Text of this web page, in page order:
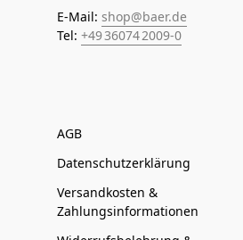
E-Mail: shop@baer.de
Tel: +49 36074 2009-0
AGB
Datenschutzerklärung
Versandkosten &
Zahlungsinformationen